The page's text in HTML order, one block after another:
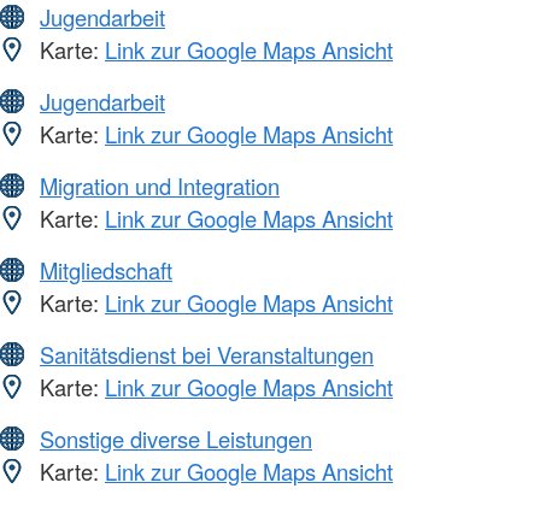
Jugendarbeit
Karte: Link zur Google Maps Ansicht
Jugendarbeit
Karte: Link zur Google Maps Ansicht
Migration und Integration
Karte: Link zur Google Maps Ansicht
Mitgliedschaft
Karte: Link zur Google Maps Ansicht
Sanitätsdienst bei Veranstaltungen
Karte: Link zur Google Maps Ansicht
Sonstige diverse Leistungen
Karte: Link zur Google Maps Ansicht